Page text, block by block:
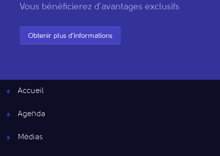
Vous bénéficierez d'avantages exclusifs
Obtenir plus d'informations
Accueil
Agenda
Médias